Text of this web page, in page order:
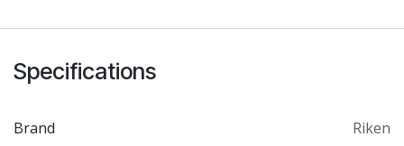
Specifications
Brand Riken